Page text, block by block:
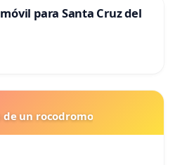
para Santa Cruz del
un rocodromo